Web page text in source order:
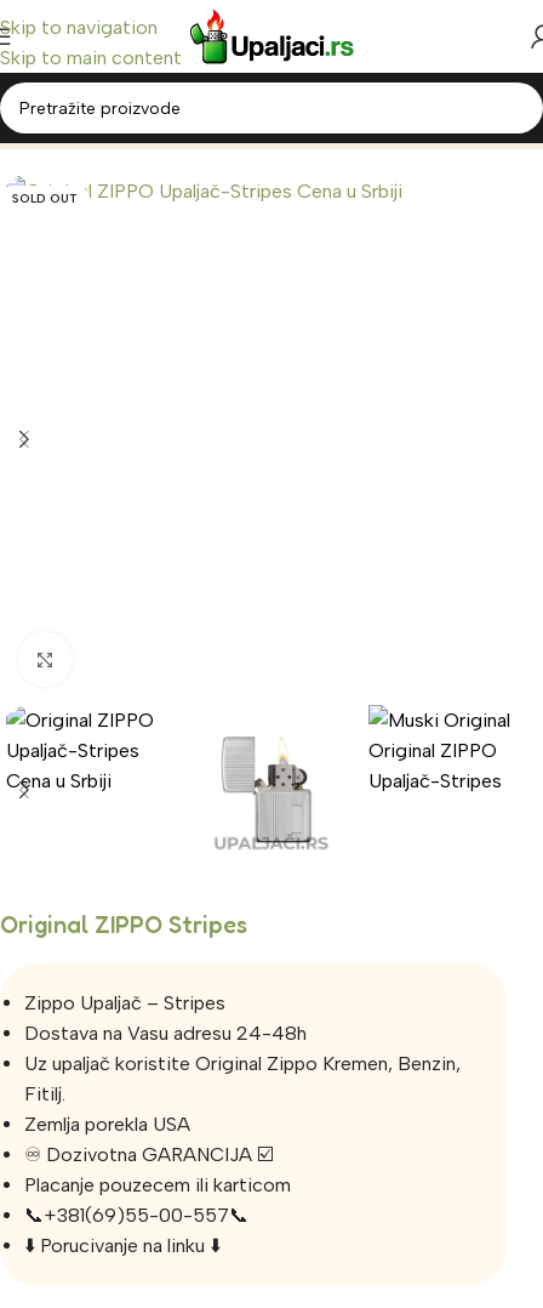
Skip to navigation
Skip to main content
Home/ Zippo Upaljači Back to products
SOLD OUT
Original ZIPPO Stripes
Zippo Upaljač – Stripes
Dostava na Vasu adresu 24-48h
Uz upaljač koristite Original Zippo Kremen, Benzin,
Fitilj.
Zemlja porekla USA
♾️ Dozivotna GARANCIJA ☑️
Placanje pouzecem ili karticom
📞+381(69)55-00-557📞
⬇️ Porucivanje na linku ⬇️